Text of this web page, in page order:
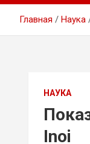
Главная Наука
НАУКА
Inoi